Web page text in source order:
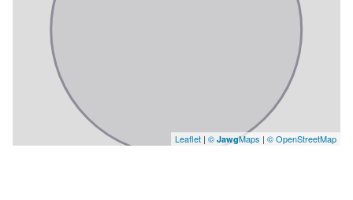
Leaflet | © JawgMaps | © OpenStreetMap